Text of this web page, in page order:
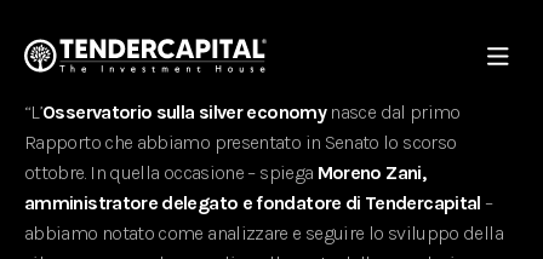
“L’Osservatorio sulla silver economynasce dal primo
Rapporto che abbiamo presentato in Senato lo scorso
ottobre. In quella occasione – spiega Moreno Zani,
amministratore delegato e fondatore di Tendercapital –
abbiamo notato come analizzare e seguire lo sviluppo della